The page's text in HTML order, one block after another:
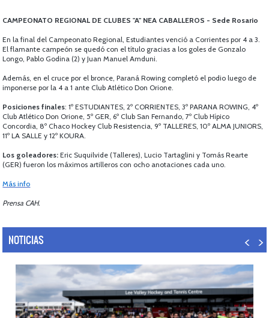
CAMPEONATO REGIONAL DE CLUBES "A" NEA CABALLEROS - Sede Rosario
En la final del Campeonato Regional, Estudiantes venció a Corrientes por 4 a 3.
El flamante campeón se quedó con el título gracias a los goles de Gonzalo
Longo, Pablo Godina (2) y Juan Manuel Amduni.
Además, en el cruce por el bronce, Paraná Rowing completó el podio luego de
imponerse por la 4 a 1 ante Club Atlético Don Orione.
Posiciones finales: 1º ESTUDIANTES, 2º CORRIENTES, 3º PARANA ROWING, 4º
Club Atlético Don Orione, 5º GER, 6º Club San Fernando, 7º Club Hípico
Concordia, 8º Chaco Hockey Club Resistencia, 9º TALLERES, 10º ALMA JUNIORS,
11º LA SALLE y 12º KOURA.
Los goleadores: Eric Suquilvide (Talleres), Lucio Tartaglini y Tomás Rearte
(GER) fueron los máximos artilleros con ocho anotaciones cada uno.
Más info
Prensa CAH.
NOTICIAS